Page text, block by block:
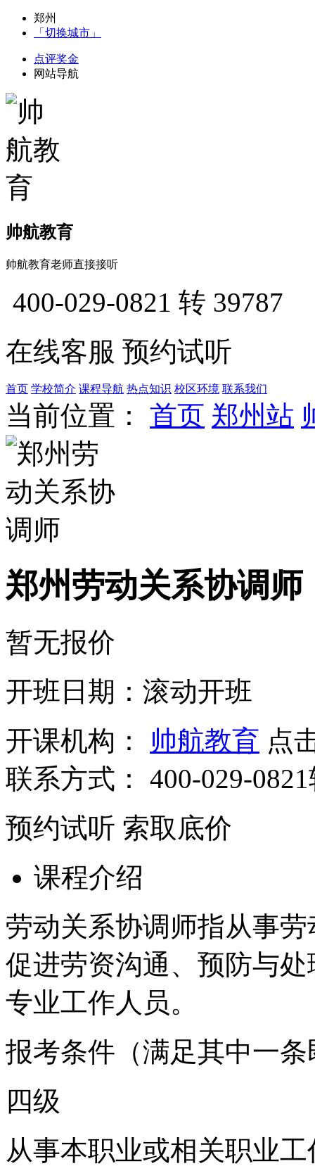
郑州
「切换城市」
点评奖金
网站导航
帅航教育
帅航教育老师直接接听
400-029-0821 转 39787
在线客服 预约试听
首页 学校简介 课程导航 热点知识 校区环境 联系我们
当前位置： 首页 郑州站
郑州劳动关系协调师
暂无报价
开班日期：滚动开班
开课机构：
帅航教育 点
联系方式：
400-029-
预约试听 索取底价
课程介绍
劳动关系协调师指从事
促进劳资沟通、预防与
专业工作人员。
报考条件（满足其中一
四级
从事本职业或相关职业